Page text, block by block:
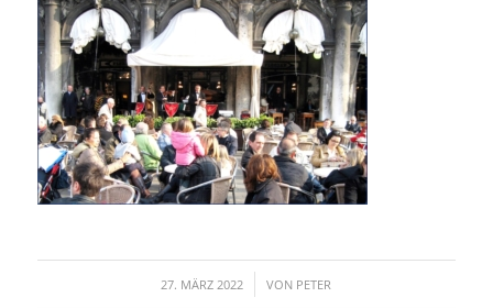
27. MÄRZ 2022
/ VON PETER